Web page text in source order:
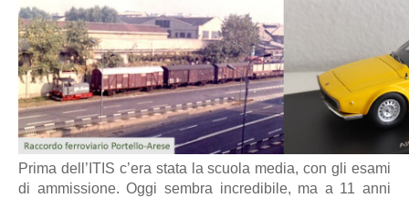
Prima dell’ITIS c’era stata la scuola media, con gli esami
di ammissione. Oggi sembra incredibile, ma a 11 anni